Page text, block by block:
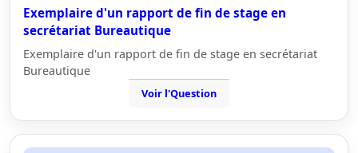
Exemplaire d'un rapport de fin de stage en
secrétariat Bureautique
Exemplaire d'un rapport de fin de stage en secrétariat
Bureautique
Voir l'Question